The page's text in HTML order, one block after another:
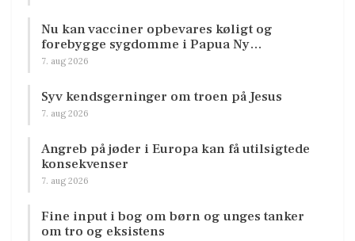
Nu kan vacciner opbevares køligt og
forebygge sygdomme i Papua Ny…
7. aug 2026
Syv kendsgerninger om troen på Jesus
7. aug 2026
Angreb på jøder i Europa kan få utilsigtede
konsekvenser
7. aug 2026
Fine input i bog om børn og unges tanker
om tro og eksistens